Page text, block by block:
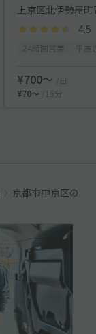
上京区北伊勢屋
4.5
¥700〜
/日
¥70〜
/15分
京都市中京区の駐